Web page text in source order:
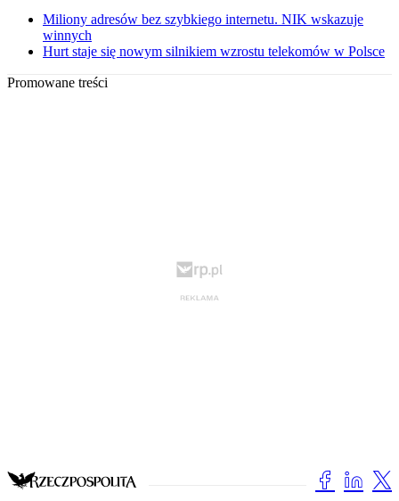
Miliony adresów bez szybkiego internetu. NIK wskazuje
winnych
Hurt staje się nowym silnikiem wzrostu telekomów w Polsce
Promowane treści